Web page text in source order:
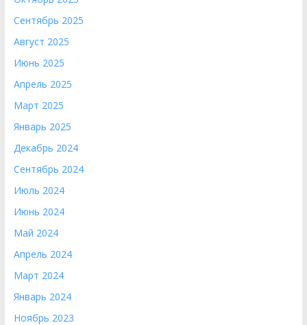
Сентябрь 2025
Август 2025
Июнь 2025
Апрель 2025
Март 2025
Январь 2025
Декабрь 2024
Сентябрь 2024
Июль 2024
Июнь 2024
Май 2024
Апрель 2024
Март 2024
Январь 2024
Ноябрь 2023